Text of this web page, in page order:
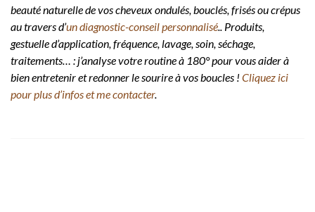
beauté naturelle de vos cheveux ondulés, bouclés, frisés ou crépus
au travers d’un diagnostic-conseil personnalisé.. Produits,
gestuelle d’application, fréquence, lavage, soin, séchage,
traitements… : j’analyse votre routine à 180° pour vous aider à
bien entretenir et redonner le sourire à vos boucles ! Cliquez ici
pour plus d’infos et me contacter.